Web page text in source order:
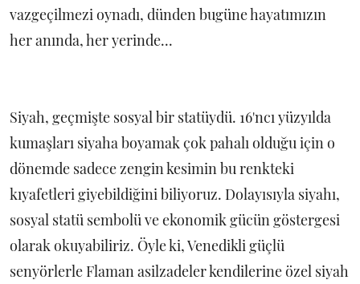
vazgeçilmezi oynadı, dünden bugüne hayatımızın
her anında, her yerinde...
Siyah, geçmişte sosyal bir statüydü. 16'ncı yüzyılda
kumaşları siyaha boyamak çok pahalı olduğu için o
dönemde sadece zengin kesimin bu renkteki
kıyafetleri giyebildiğini biliyoruz. Dolayısıyla siyahı,
sosyal statü sembolü ve ekonomik gücün göstergesi
olarak okuyabiliriz. Öyle ki, Venedikli güçlü
senyörlerle Flaman asilzadeler kendilerine özel siyah